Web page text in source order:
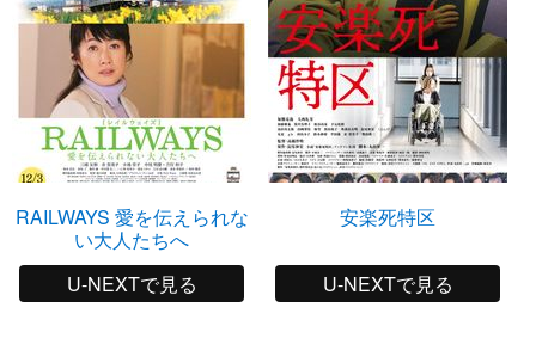
RAILWAYS 愛を伝えられな
い大人たちへ
U-NEXTで見る
安楽死特区
U-NEXTで見る